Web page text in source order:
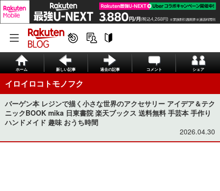
ホーム 新しい記事 過去の記事 コメント シェア
イロイロコトモノフク
バーゲン本 レジンで描く小さな世界のアクセサリー アイデア＆テク
ニックBOOK mika 日東書院 楽天ブックス 送料無料 手芸本 手作り
ハンドメイド 趣味 おうち時間
2026.04.30